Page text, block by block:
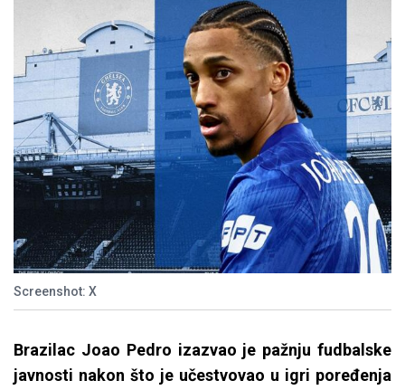
Screenshot: X
Brazilac Joao Pedro izazvao je pažnju fudbalske
javnosti nakon što je učestvovao u igri poređenja